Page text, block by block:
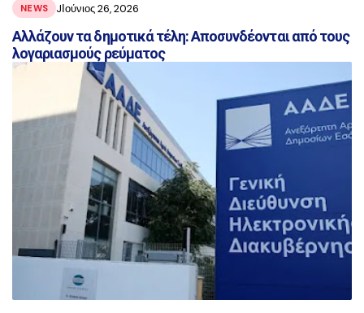
NEWS JΙούνιος 26, 2026
Aλλάζουν τα δημοτικά τέλη: Αποσυνδέονται από τους
λογαριασμούς ρεύματος